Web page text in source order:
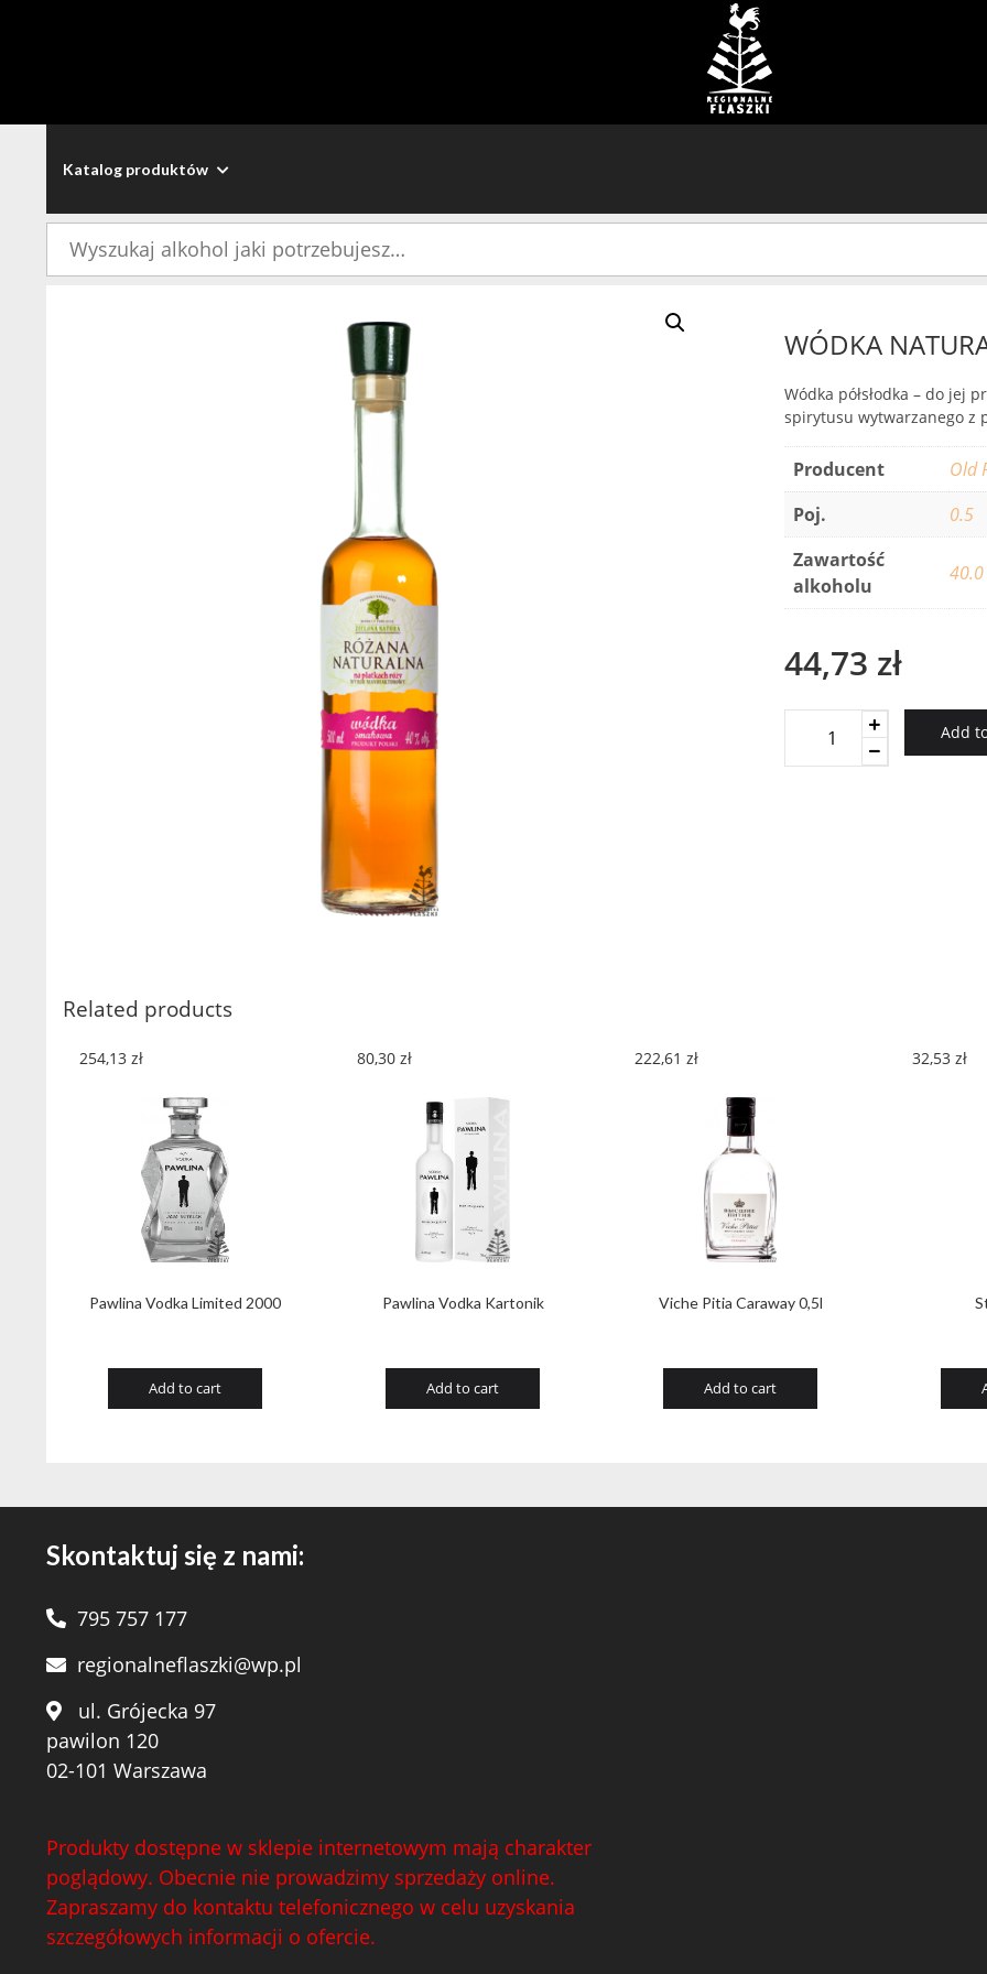
Katalog produktów
WÓDKA
Wódka półsłodka – do jej
spirytusu wytwarzanego z
Producent
Old
Poj.
0.5
Zawartość
alkoholu
40.0
44,73 zł
NATURALNA
Add
Related products
Pawlina Vodka Limited 2000
254,13 zł
Add to cart
Pawlina Vodka Kartonik
80,30 zł
Add to cart
Viche Pitia Caraway 0,5l
222,61 zł
Add to cart
32,53 zł
Skontaktuj się z nami:
795 757 177
regionalneflaszki@wp.pl
ul. Grójecka 97
pawilon 120
02-101 Warszawa
Produkty dostępne w sklepie internetowym mają charakter
poglądowy. Obecnie nie prowadzimy sprzedaży online.
Zapraszamy do kontaktu telefonicznego w celu uzyskania
szczegółowych informacji o ofercie.